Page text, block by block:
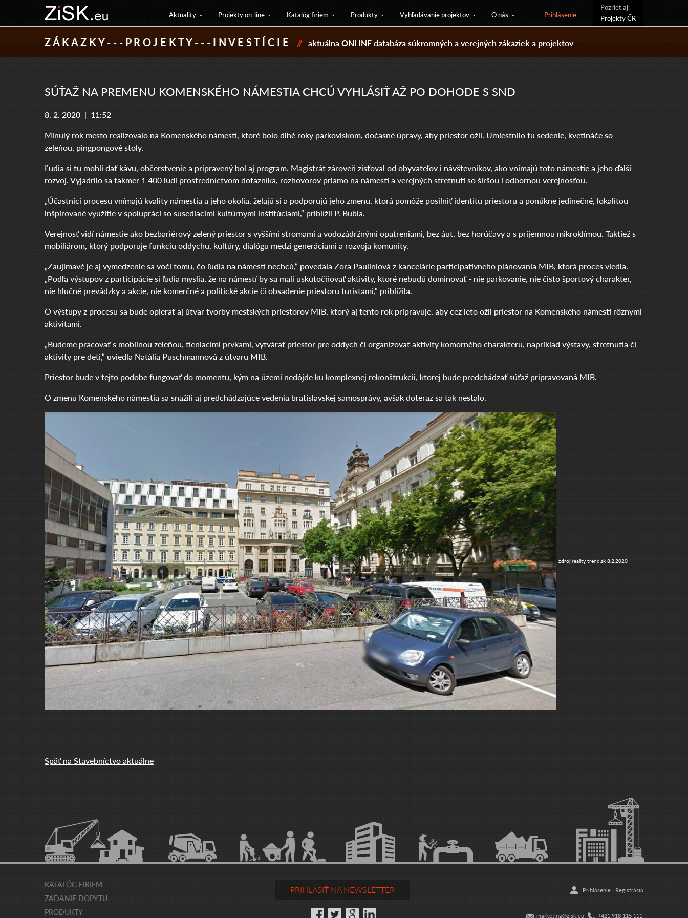
Pozrieť aj:
Projekty ČR
Prihlásenie
Aktuality Projekty on-line Katalóg firiem Produkty Vyhľadávanie projektov O nás
Z Á K A Z K Y - - - P R O J E K T Y - - - I N V E S T Í C I E // aktuálna ONLINE databáza súkromných a verejných zákaziek a projektov
SÚŤAŽ NA PREMENU KOMENSKÉHO NÁMESTIA CHCÚ VYHLÁSIŤ AŽ PO DOHODE S SND
8. 2. 2020 | 11:52
Minulý rok mesto realizovalo na Komenského námestí, ktoré bolo dlhé roky parkoviskom, dočasné úpravy, aby priestor ožil. Umiestnilo tu sedenie, kvetináče so
zeleňou, pingpongové stoly.
Ľudia si tu mohli dať kávu, občerstvenie a pripravený bol aj program. Magistrát zároveň zisťoval od obyvateľov i návštevníkov, ako vnímajú toto námestie a jeho ďalší
rozvoj. Vyjadrilo sa takmer 1 400 ľudí prostredníctvom dotazníka, rozhovorov priamo na námestí a verejných stretnutí so širšou i odbornou verejnosťou.
„Účastníci procesu vnímajú kvality námestia a jeho okolia, želajú si a podporujú jeho zmenu, ktorá pomôže posilniť identitu priestoru a ponúkne jedinečné, lokalitou
inšpirované využitie v spolupráci so susediacimi kultúrnymi inštitúciami,“ priblížil P. Bubla.
Verejnosť vidí námestie ako bezbariérový zelený priestor s vyššími stromami a vodozádržnými opatreniami, bez áut, bez horúčavy a s príjemnou mikroklímou. Taktiež s
mobiliárom, ktorý podporuje funkciu oddychu, kultúry, dialógu medzi generáciami a rozvoja komunity.
„Zaujímavé je aj vymedzenie sa voči tomu, čo ľudia na námestí nechcú,“ povedala Zora Pauliniová z kancelárie participatívneho plánovania MIB, ktorá proces viedla.
„Podľa výstupov z participácie si ľudia myslia, že na námestí by sa mali uskutočňovať aktivity, ktoré nebudú dominovať - nie parkovanie, nie čisto športový charakter,
nie hlučné prevádzky a akcie, nie komerčné a politické akcie či obsadenie priestoru turistami,“ priblížila.
O výstupy z procesu sa bude opierať aj útvar tvorby mestských priestorov MIB, ktorý aj tento rok pripravuje, aby cez leto ožil priestor na Komenského námestí rôznymi
aktivitami.
„Budeme pracovať s mobilnou zeleňou, tieniacimi prvkami, vytvárať priestor pre oddych či organizovať aktivity komorného charakteru, napríklad výstavy, stretnutia či
aktivity pre deti,“ uviedla Natália Puschmannová z útvaru MIB.
Priestor bude v tejto podobe fungovať do momentu, kým na území nedôjde ku komplexnej rekonštrukcii, ktorej bude predchádzať súťaž pripravovaná MIB.
O zmenu Komenského námestia sa snažili aj predchádzajúce vedenia bratislavskej samosprávy, avšak doteraz sa tak nestalo.
zdroj:reality trend.sk 8.2.2020
Späť na Stavebníctvo aktuálne
KATALÓG FIRIEM
ZADANIE DOPYTU
PRODUKTY
PRIHLÁSIŤ NA NEWSLETTER Prihlásenie | Registrácia
marketing@zisk.eu +421 918 115 111